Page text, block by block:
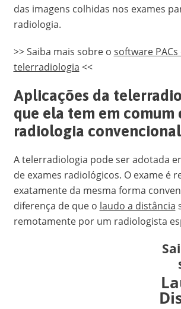
das imagens colhidas nos exames
radiologia.
>> Saiba mais sobre o software PACs
telerradiologia <<
Aplicações da
que ela tem em comum
radiologia convencional
A telerradiologia pode ser adotada
de exames radiológicos. O exame é
exatamente da mesma forma
diferença de que o laudo a distância
remotamente por um radiologista